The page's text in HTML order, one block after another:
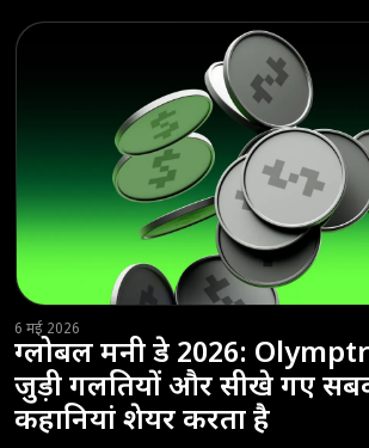
6 मई 2026
ग्लोबल मनी डे 2026:
जुड़ी गलतियों और सीखे गए
कहानियां शेयर करता है